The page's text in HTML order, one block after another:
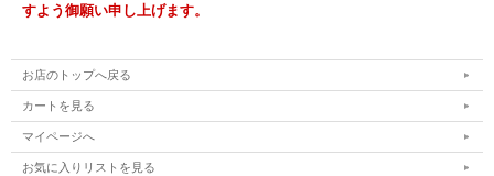
すよう御願い申し上げます。
お店のトップへ戻る
カートを見る
マイページへ
お気に入りリストを見る